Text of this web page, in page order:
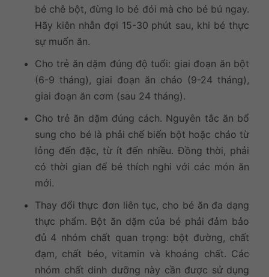
bé chê bột, đừng lo bé đói mà cho bé bú ngay.
Hãy kiên nhẫn đợi 15-30 phút sau, khi bé thực
sự muốn ăn.
Cho trẻ ăn dặm đúng độ tuổi: giai đoạn ăn bột
(6-9 tháng), giai đoạn ăn cháo (9-24 tháng),
giai đoạn ăn cơm (sau 24 tháng).
Cho trẻ ăn dặm đúng cách. Nguyên tắc ăn bổ
sung cho bé là phải chế biến bột hoặc cháo từ
lỏng đến đặc, từ ít đến nhiều. Đồng thời, phải
có thời gian để bé thích nghi với các món ăn
mới.
Thay đổi thực đơn liên tục, cho bé ăn đa dạng
thực phẩm. Bột ăn dặm của bé phải đảm bảo
đủ 4 nhóm chất quan trọng: bột đường, chất
đạm, chất béo, vitamin và khoáng chất. Các
nhóm chất dinh dưỡng này cần được sử dụng